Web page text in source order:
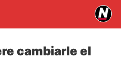
cambiarle el